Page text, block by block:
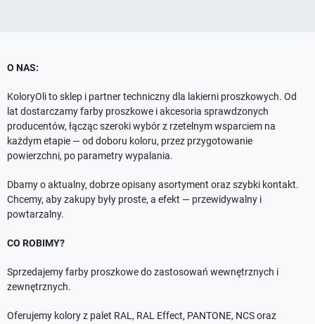
O NAS:
KoloryOli to sklep i partner techniczny dla lakierni proszkowych. Od
lat dostarczamy farby proszkowe i akcesoria sprawdzonych
producentów, łącząc szeroki wybór z rzetelnym wsparciem na
każdym etapie — od doboru koloru, przez przygotowanie
powierzchni, po parametry wypalania.
Dbamy o aktualny, dobrze opisany asortyment oraz szybki kontakt.
Chcemy, aby zakupy były proste, a efekt — przewidywalny i
powtarzalny.
CO ROBIMY?
Sprzedajemy farby proszkowe do zastosowań wewnętrznych i
zewnętrznych.
Oferujemy kolory z palet RAL, RAL Effect, PANTONE, NCS oraz